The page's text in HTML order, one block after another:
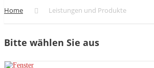
Home Leistungen und Produkte
Bitte wählen Sie aus